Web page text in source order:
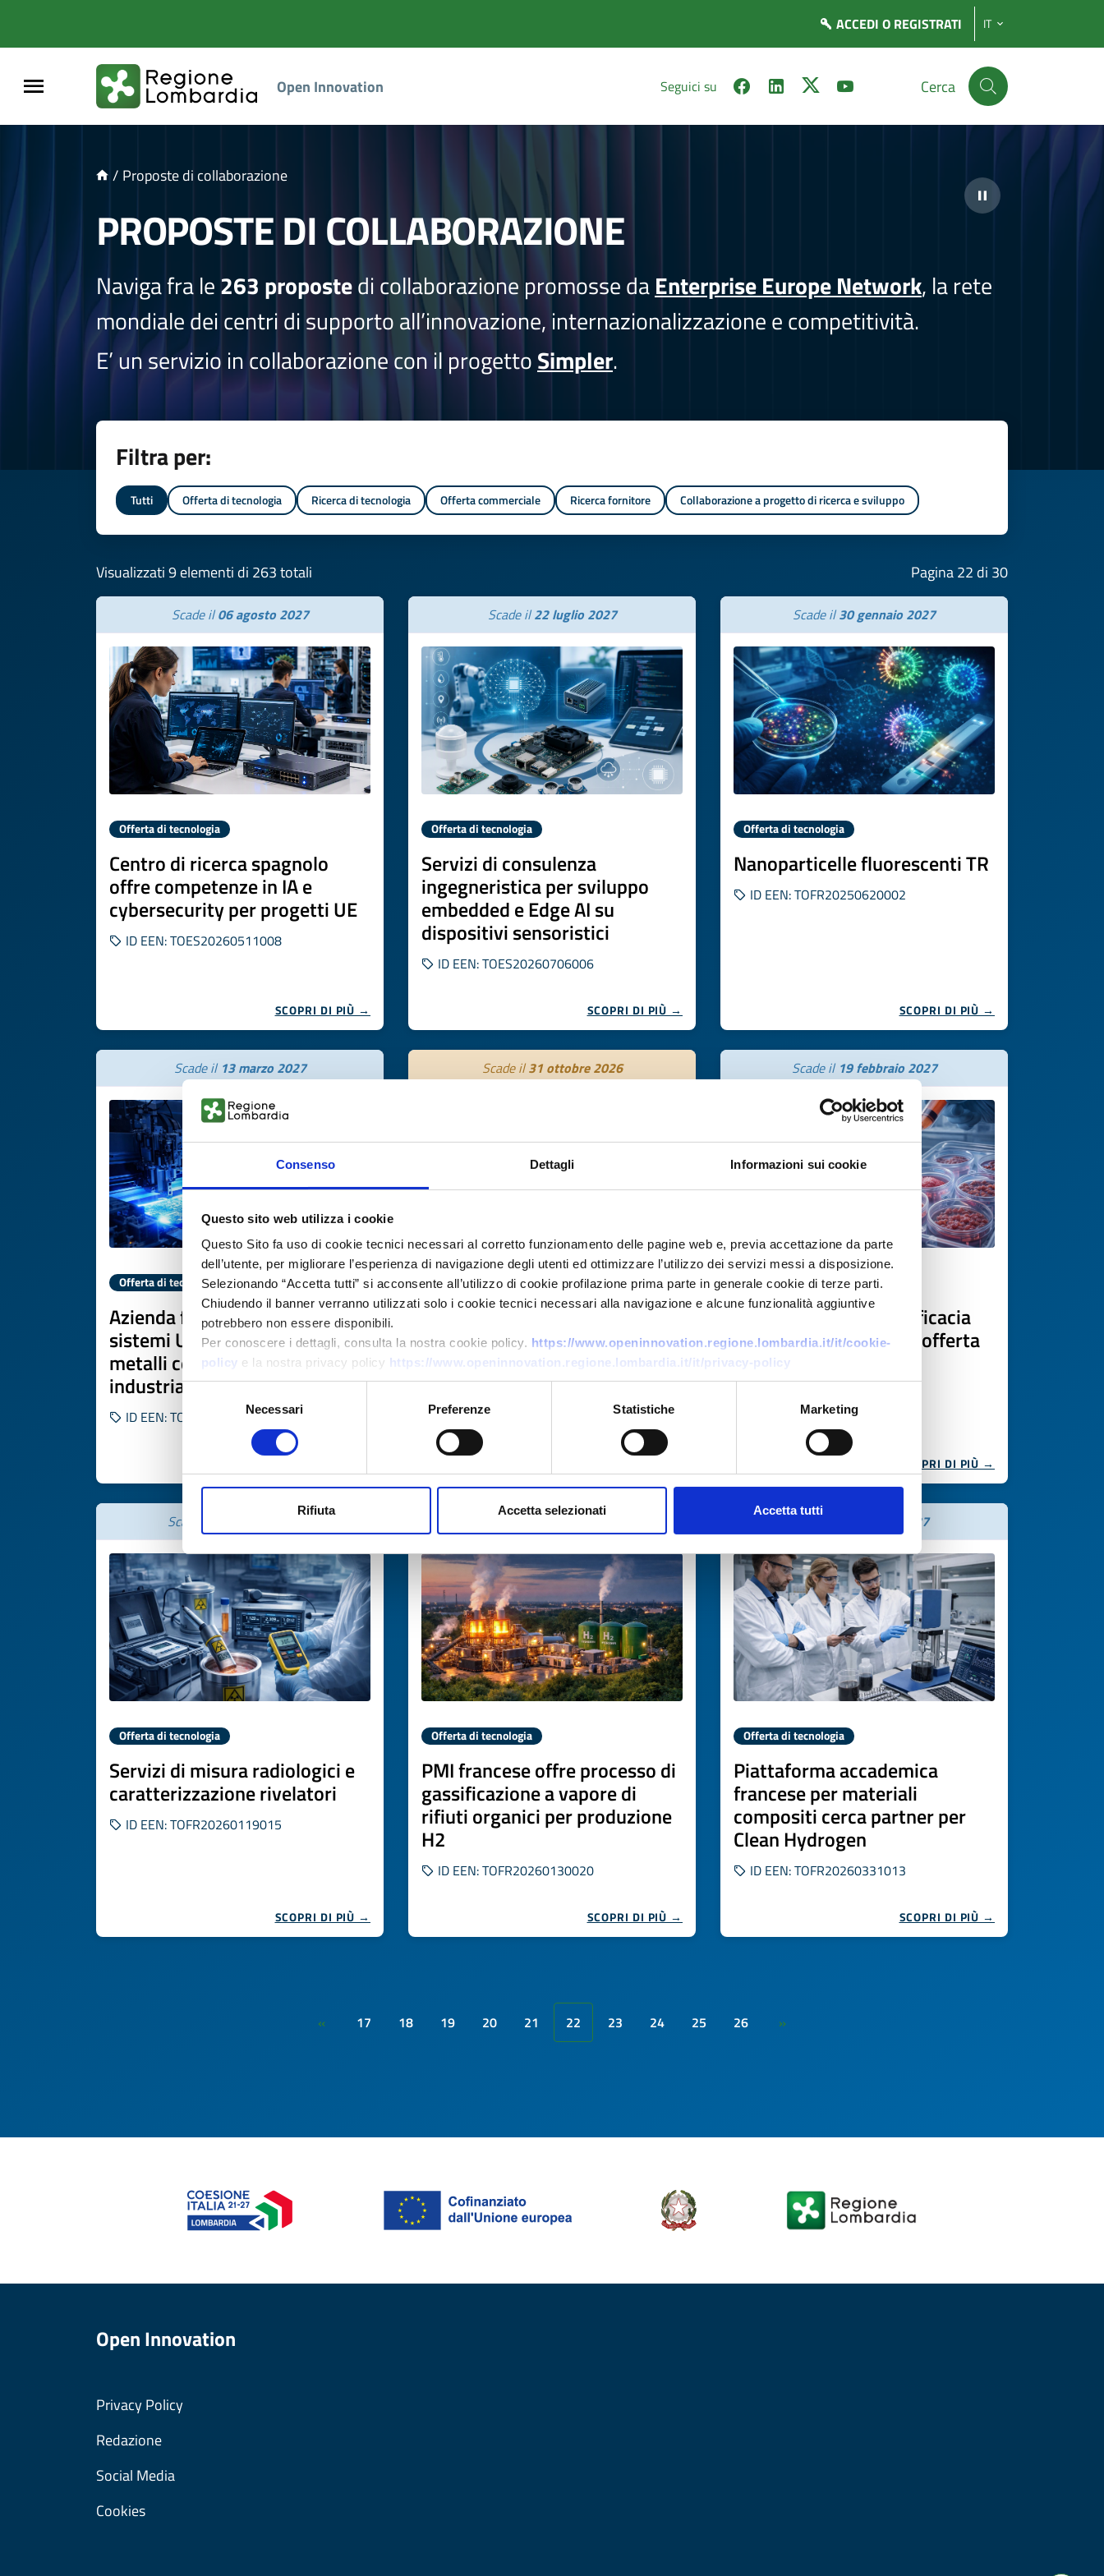
Consenso Dettagli Informazioni sui cookie
Questo sito web utilizza i cookie
Questo Sito fa uso di cookie tecnici necessari al corretto funzionamento delle pagine web e, previa accettazione da parte
dell’utente, per migliorare l’esperienza di navigazione degli utenti ed ottimizzare l’utilizzo dei servizi messi a disposizione.
Selezionando “Accetta tutti” si acconsente all’utilizzo di cookie profilazione prima parte in generale cookie di terze parti.
Chiudendo il banner verranno utilizzati solo i cookie tecnici necessari alla navigazione e alcune funzionalità aggiuntive
potrebbero non essere disponibili.
Per conoscere i dettagli, consulta la nostra cookie policy. https://www.openinnovation.regione.lombardia.it/it/cookie-
policy e la nostra privacy policy https://www.openinnovation.regione.lombardia.it/it/privacy-policy
Selezione
del
Necessari Preferenze Statistiche Marketing
Rifiuta Accetta selezionati Accetta tutti
ACCEDI O REGISTRATI IT
Open Innovation Seguici su Cerca
/ Proposte di collaborazione
PROPOSTE DI COLLABORAZIONE
Naviga fra le263 propostedi collaborazione promosse daEnterprise Europe Network, la rete
mondiale dei centri di supporto all’innovazione, internazionalizzazione e competitività.
E’ un servizio in collaborazione con il progettoSimpler.
Filtra per:
Tutti Offerta di tecnologia Ricerca di tecnologia Offerta commerciale Ricerca fornitore Collaborazione a progetto di ricerca e sviluppo
Visualizzati 9 elementi di 263 totali Pagina 22 di 30
Scade il06 agosto 2027
Offerta di tecnologia
Centro di ricerca spagnolo
offre competenze in IA e
cybersecurity per progetti UE
ID EEN: TOES20260511008
SCOPRI DI PIÙ →
Scade il22 luglio 2027
Offerta di tecnologia
Servizi di consulenza
ingegneristica per sviluppo
embedded e Edge AI su
dispositivi sensoristici
ID EEN: TOES20260706006
SCOPRI DI PIÙ →
Scade il30 gennaio 2027
Offerta di tecnologia
Nanoparticelle fluorescenti TR
ID EEN: TOFR20250620002
SCOPRI DI PIÙ →
Scade il 13 marzo 2027
Offerta di tecnologia
Azienda francese leader in
sistemi UV per PCB e incisione
metalli cerca partner
industriali
ID EEN: TOFR20250818014
Scade il31 ottobre 2026
Offerta di tecnologia
Idrogeno verde da fanghi
residuali
ID EEN: TOFR20250822016
Scade il 19 febbraio 2027
Offerta di tecnologia
Modelli preclinici di efficacia
per sviluppo terapie – offerta
servizi
SCOPRI DI PIÙ →
Scade il 19 febbraio 2027
Offerta di tecnologia
Servizi di misura radiologici e
caratterizzazione rivelatori
ID EEN: TOFR20260119015
SCOPRI DI PIÙ →
Scade il12 marzo 2027
Offerta di tecnologia
PMI francese offre processo di
gassificazione a vapore di
rifiuti organici per produzione
H2
ID EEN: TOFR20260130020
SCOPRI DI PIÙ →
Scade il 16 aprile 2027
Offerta di tecnologia
Piattaforma accademica
francese per materiali
compositi cerca partner per
Clean Hydrogen
ID EEN: TOFR20260331013
SCOPRI DI PIÙ →
« 17 18 19 20 21 22 23 24 25 26 »
Open Innovation
Privacy Policy
Redazione
Social Media
Cookies